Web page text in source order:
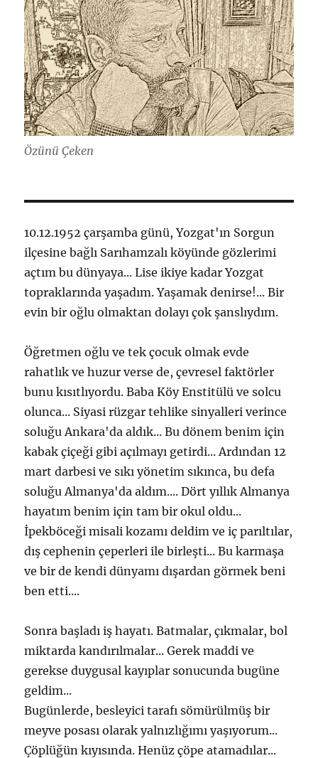
Özünü Çeken
10.12.1952 çarşamba günü, Yozgat'ın Sorgun
ilçesine bağlı Sarıhamzalı köyünde gözlerimi
açtım bu dünyaya... Lise ikiye kadar Yozgat
topraklarında yaşadım. Yaşamak denirse!... Bir
evin bir oğlu olmaktan dolayı çok şanslıydım.
Öğretmen oğlu ve tek çocuk olmak evde
rahatlık ve huzur verse de, çevresel faktörler
bunu kısıtlıyordu. Baba Köy Enstitülü ve solcu
olunca... Siyasi rüzgar tehlike sinyalleri verince
soluğu Ankara'da aldık... Bu dönem benim için
kabak çiçeği gibi açılmayı getirdi... Ardından 12
mart darbesi ve sıkı yönetim sıkınca, bu defa
soluğu Almanya'da aldım.... Dört yıllık Almanya
hayatım benim için tam bir okul oldu...
İpekböceği misali kozamı deldim ve iç parıltılar,
dış cephenin çeperleri ile birleşti... Bu karmaşa
ve bir de kendi dünyamı dışardan görmek beni
ben etti....
Sonra başladı iş hayatı. Batmalar, çıkmalar, bol
miktarda kandırılmalar... Gerek maddi ve
gerekse duygusal kayıplar sonucunda bugüne
geldim...
Bugünlerde, besleyici tarafı sömürülmüş bir
meyve posası olarak yalnızlığımı yaşıyorum...
Çöplüğün kıyısında. Henüz çöpe atamadılar...